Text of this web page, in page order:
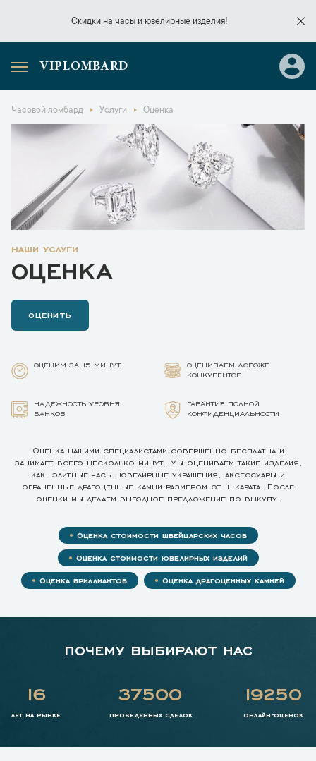
Скидки на часыи ювелирные изделия!
Скидки начасы
VIPLOMBARD
Часовой ломбард Услуги Оценка
наши услуги
ОЦЕНКА
ОЦЕНИТЬ
ОЦЕНИМ ЗА 15 МИНУТ
ОЦЕНИВАЕМ ДОРОЖЕ
КОНКУРЕНТОВ
НАДЕЖНОСТЬ УРОВНЯ
БАНКОВ
ГАРАНТИЯ ПОЛНОЙ
КОНФИДЕНЦИАЛЬНОСТИ
Оценка нашими специалистами совершенно бесплатна и
занимает всего несколько минут. Мы оцениваем такие изделия,
как: элитные часы, ювелирные украшения, аксессуары и
ограненные драгоценные камни размером от 1 карата. После
оценки мы делаем выгодное предложение по выкупу.
Оценка стоимости швейцарских часов
Оценка стоимости ювелирных изделий
Оценка бриллиантов Оценка драгоценных камней
ПОЧЕМУ ВЫБИРАЮТ НАС
16
лет на рынке
37500
проведенных сделок
19250
онлайн-оценок